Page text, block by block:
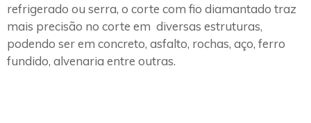
refrigerado ou serra, o corte com fio diamantado traz
mais precisão no corte em diversas estruturas,
podendo ser em concreto, asfalto, rochas, aço, ferro
fundido, alvenaria entre outras.